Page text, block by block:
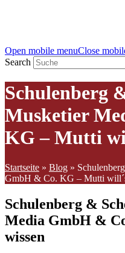
Open mobile menuClose
Search
Schulenberg
Musketier
KG – Mutti
Startseite » Blog »
GmbH & Co. KG – Mutti
Schulenberg &
Media GmbH &
wissen